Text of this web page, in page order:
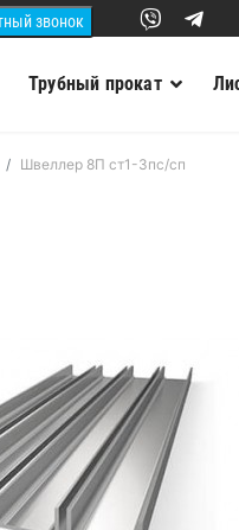
Трубный прокат
Швеллер 8П ст1-3пс/сп